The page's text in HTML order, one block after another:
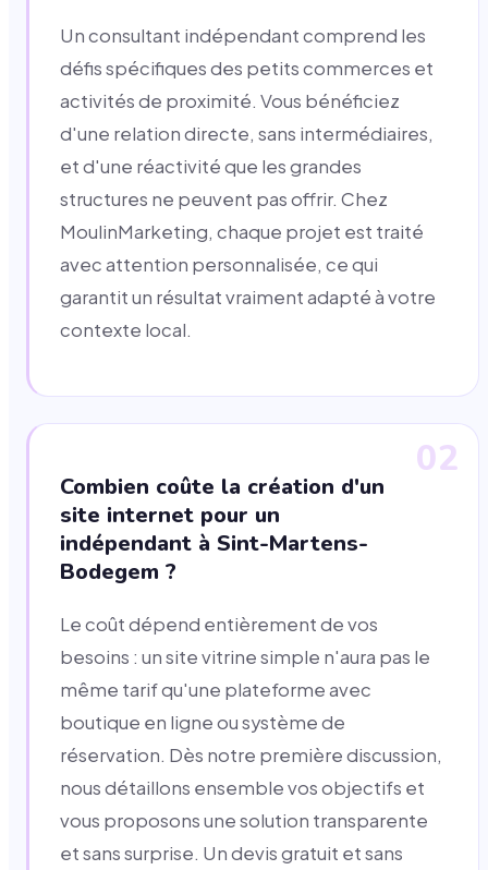
Un consultant indépendant comprend les
défis spécifiques des petits commerces et
activités de proximité. Vous bénéficiez
d'une relation directe, sans intermédiaires,
et d'une réactivité que les grandes
structures ne peuvent pas offrir. Chez
MoulinMarketing, chaque projet est traité
avec attention personnalisée, ce qui
garantit un résultat vraiment adapté à votre
contexte local.
02
Combien coûte la création d'un
site internet pour un
indépendant à Sint-Martens-
Bodegem ?
Le coût dépend entièrement de vos
besoins : un site vitrine simple n'aura pas le
même tarif qu'une plateforme avec
boutique en ligne ou système de
réservation. Dès notre première discussion,
nous détaillons ensemble vos objectifs et
vous proposons une solution transparente
et sans surprise. Un devis gratuit et sans